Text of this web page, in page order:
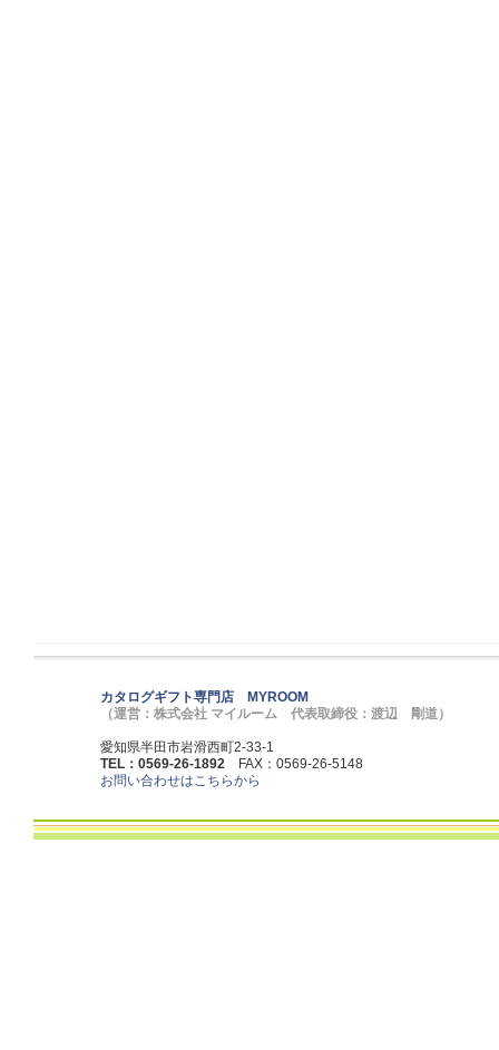
カタログギフト専門店 MYROOM
（運営：株式会社 マイルーム 代表取締役：渡辺 剛道）
愛知県半田市岩滑西町2-33-1
TEL：0569-26-1892 FAX：0569-26-5148
お問い合わせはこちらから